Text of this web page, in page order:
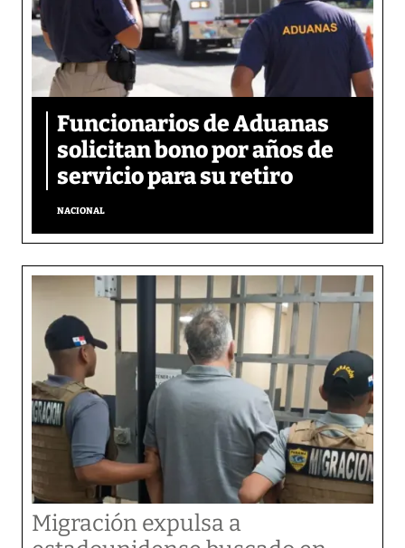
Funcionarios de Aduanas
solicitan bono por años de
servicio para su retiro
NACIONAL
Migración expulsa a